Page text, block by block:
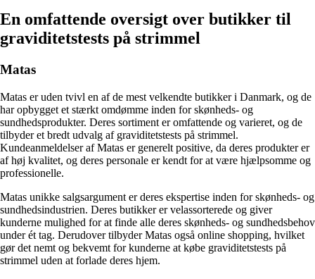
En omfattende oversigt over butikker til
graviditetstests på strimmel
Matas
Matas er uden tvivl en af de mest velkendte butikker i Danmark, og de
har opbygget et stærkt omdømme inden for skønheds- og
sundhedsprodukter. Deres sortiment er omfattende og varieret, og de
tilbyder et bredt udvalg af graviditetstests på strimmel.
Kundeanmeldelser af Matas er generelt positive, da deres produkter er
af høj kvalitet, og deres personale er kendt for at være hjælpsomme og
professionelle.
Matas unikke salgsargument er deres ekspertise inden for skønheds- og
sundhedsindustrien. Deres butikker er velassorterede og giver
kunderne mulighed for at finde alle deres skønheds- og sundhedsbehov
under ét tag. Derudover tilbyder Matas også online shopping, hvilket
gør det nemt og bekvemt for kunderne at købe graviditetstests på
strimmel uden at forlade deres hjem.